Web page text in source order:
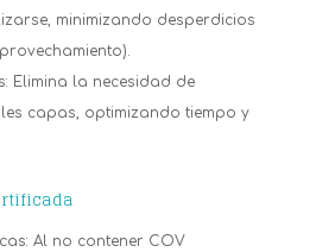
minimizando desperdicios
Elimina la necesidad de
capas, optimizando tiempo y
Al no contener COV